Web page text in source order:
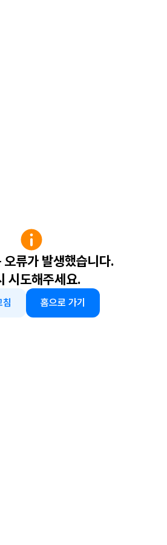
오류가 발생했습니다.
시도해주세요.
침 홈으로 가기